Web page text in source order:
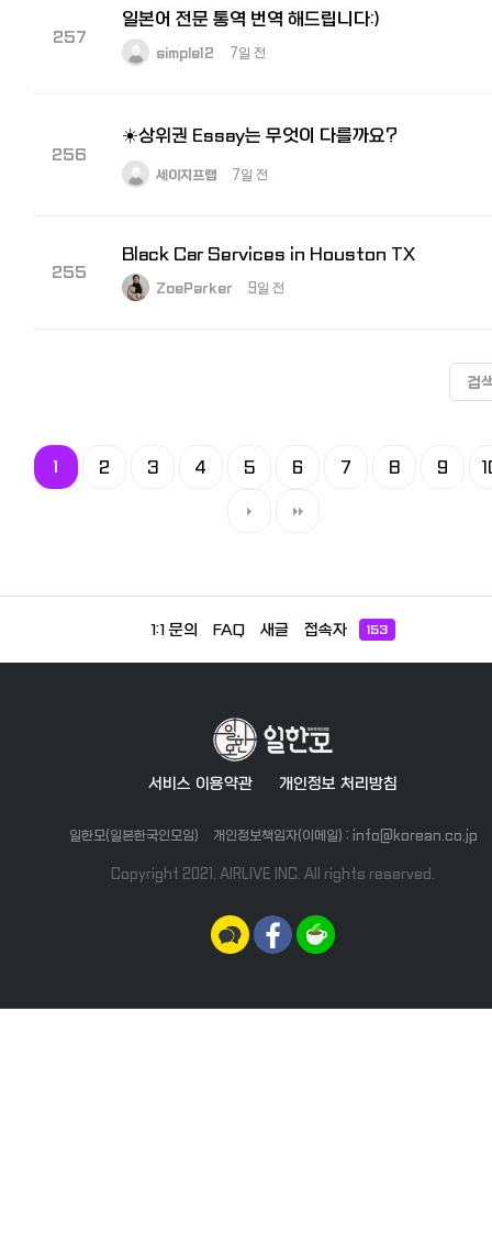
257
일본어 전문 통역 번역 해드립니다:)
simple12 7일 전
256
☀️상위권 Essay는 무엇이 다를까요?
세이지프랩 7일 전
255
Black Car Services in Houston TX
ZoeParker 9일 전
검
1 2 3 4 5 6 7 8 9
1:1 문의 FAQ 새글 접속자 153
서비스 이용약관 개인정보 처리방침
일한모(일본한국인모임) 개인정보책임자(이메일) : info@korean.co.jp
Copyright 2021. AIRLIVE INC. All rights reserved.